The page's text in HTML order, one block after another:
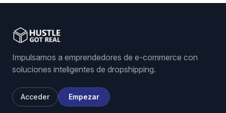
Impulsamos a emprendedores de e-commerce con
soluciones inteligentes de dropshipping.
Acceder Empezar